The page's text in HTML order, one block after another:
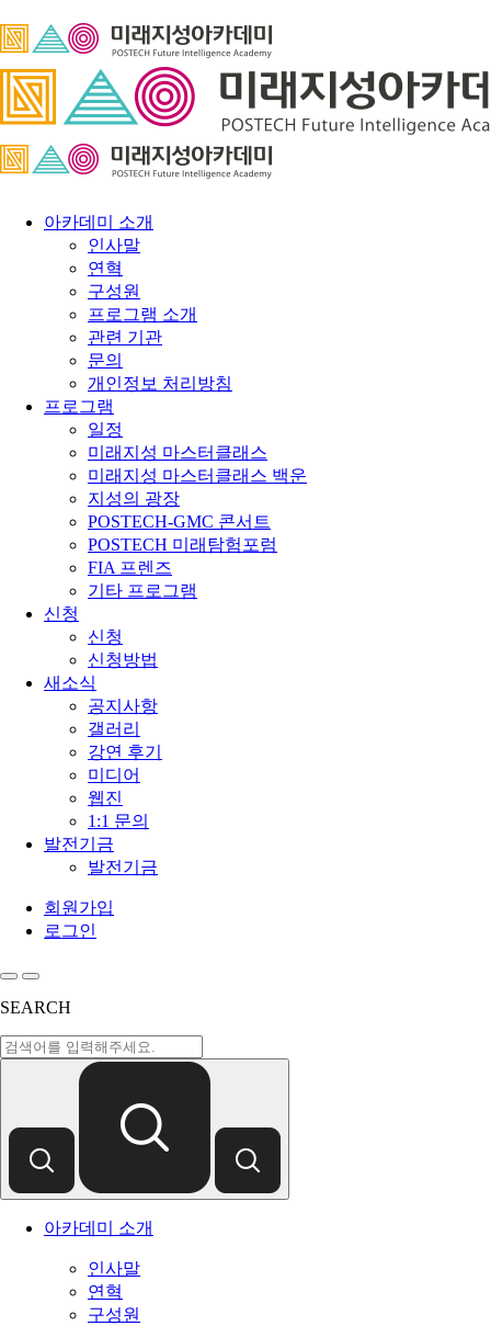
아카데미 소개
인사말
연혁
구성원
프로그램 소개
관련 기관
문의
개인정보 처리방침
프로그램
일정
미래지성 마스터클래스
미래지성 마스터클래스 백운
지성의 광장
POSTECH-GMC 콘서트
POSTECH 미래탐험포럼
FIA 프렌즈
기타 프로그램
신청
신청
신청방법
새소식
공지사항
갤러리
강연 후기
미디어
웹진
1:1 문의
발전기금
발전기금
회원가입
로그인
SEARCH
아카데미 소개
인사말
연혁
구성원